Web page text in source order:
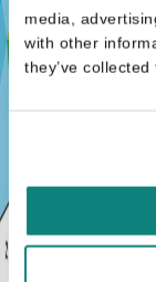
media,
with other
they’ve